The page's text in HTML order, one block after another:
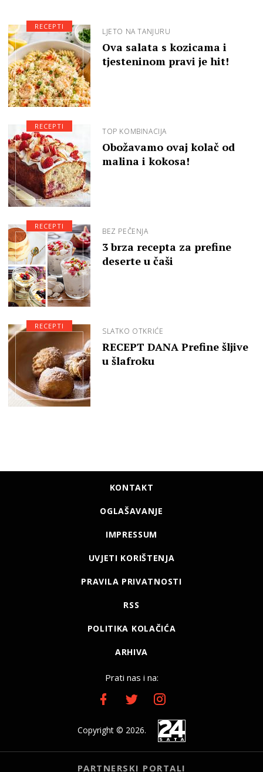
LJETO NA TANJURU
Ova salata s kozicama i
tjesteninom pravi je hit!
RECEPTI
TOP KOMBINACIJA
Obožavamo ovaj kolač od
malina i kokosa!
RECEPTI
BEZ PEČENJA
3 brza recepta za prefine
deserte u čaši
RECEPTI
SLATKO OTKRIĆE
RECEPT DANA Prefine šljive
u šlafroku
RECEPTI
KONTAKT
OGLAŠAVANJE
IMPRESSUM
UVJETI KORIŠTENJA
PRAVILA PRIVATNOSTI
RSS
POLITIKA KOLAČIĆA
ARHIVA
Prati nas i na:
Copyright © 2026.
PARTNERSKI PORTALI